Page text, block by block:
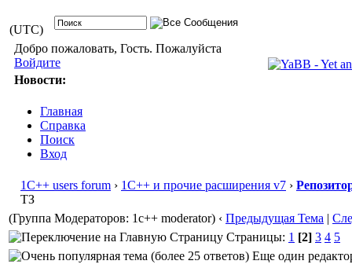
(UTC)
Добро пожаловать, Гость. Пожалуйста
Войдите
Новости:
Главная
Справка
Поиск
Вход
1С++ users forum › 1С++ и прочие расширения v7 ›
ТЗ
(Группа Модераторов: 1c++ moderator) ‹ Предыдущая Тема |
Страницы: 1 [2] 3 4 5
Еще один